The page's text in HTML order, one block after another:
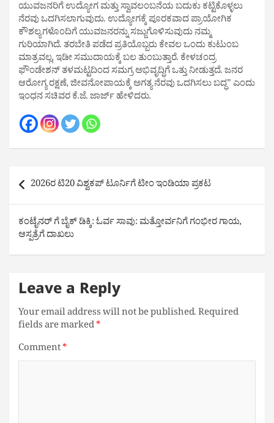
ಯುವಜನರಿಗೆ ಉದ್ಯೋಗ ಮತ್ತು ಸ್ವಾವಲಂಬನೆಯ ಬದುಕು ಕಟ್ಟಿಕೊಳ್ಳಲು
ನೆರವು ಒದಗಿಸಲಾಗುವುದು. ಉದ್ಯೋಗಕ್ಕೆ ಪೂರಕವಾದ ಪ್ರಾಯೋಗಿಕ
ಕೌಶಲ್ಯಗಳೊಂದಿಗೆ ಯುವಜನರನ್ನು ಸಜ್ಜುಗೊಳಿಸುವುದು ನಮ್ಮ
ಗುರಿಯಾಗಿದೆ. ತರಬೇತಿ ಪಡೆದ ಪ್ರತಿಯೊಬ್ಬರು ಕೇವಲ ಒಂದು ಕುಟುಂಬ
ಮಾತ್ರವಲ್ಲ, ಇಡೀ ಸಮುದಾಯಕ್ಕೆ ಬಲ ತುಂಬುತ್ತಾರೆ. ಕೇಳಚಂದ್ರ
ಫೌಂಡೇಶನ್ ತಳಮಟ್ಟದಿಂದ ಸಮಗ್ರ ಅಭಿವೃದ್ಧಿಗೆ ಒತ್ತು ನೀಡುತ್ತದೆ. ಜನರ
ಆರೋಗ್ಯ ರಕ್ಷಣೆ, ಜೀವನೋಪಾಯಕ್ಕೆ ಅಗತ್ಯ ನೆರವು ಒದಗಿಸಲು ಬದ್ಧ” ಎಂದು
ಇಂಧನ ಸಚಿವರ ಕೆ.ಜೆ. ಜಾರ್ಜ್ ಹೇಳಿದರು.
Post
navigation
2026ರ ಟಿ20 ವಿಶ್ವಕಪ್ ಟೂರ್ನಿಗೆ ಟೀಂ ಇಂಡಿಯಾ ಪ್ರಕಟ
ಕಂಟೈನರ್ ಗೆ ಬೈಕ್ ಡಿಕ್ಕಿ: ಓರ್ವ ಸಾವು: ಮತ್ತೋರ್ವನಿಗೆ ಗಂಭೀರ ಗಾಯ,
ಆಸ್ಪತ್ರೆಗೆ ದಾಖಲು
Leave a Reply
Your email address will not be published.Required
fields are marked*
Comment*